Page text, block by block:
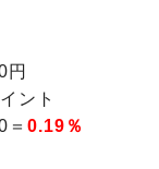
円
ント
＝0.19％